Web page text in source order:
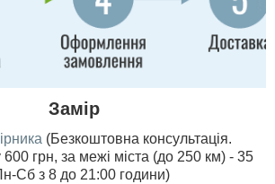
Замір
(Безкоштовна консультація.
600 грн, за межі міста (до 250 км) - 35
Сб з 8 до 21:00 години)